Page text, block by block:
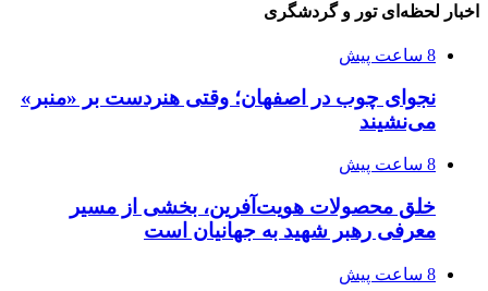
اخبار لحظه‌ای تور و گردشگری
8 ساعت پیش
نجوای چوب در اصفهان؛ وقتی هنردست بر «منبر»
می‌نشیند
8 ساعت پیش
خلق محصولات هویت‌آفرین، بخشی از مسیر
معرفی رهبر شهید به جهانیان است
8 ساعت پیش